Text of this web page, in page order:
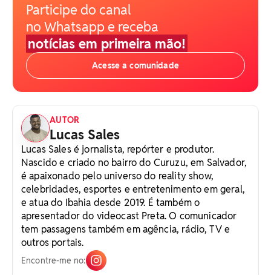
Participe do canal
no Whatsapp e receba
notícias em primeira mão!
Acesse a comunidade
AUTOR
Lucas Sales
Lucas Sales é jornalista, repórter e produtor.
Nascido e criado no bairro do Curuzu, em Salvador,
é apaixonado pelo universo do reality show,
celebridades, esportes e entretenimento em geral,
e atua do Ibahia desde 2019. É também o
apresentador do videocast Preta. O comunicador
tem passagens também em agência, rádio, TV e
outros portais.
Encontre-me no: